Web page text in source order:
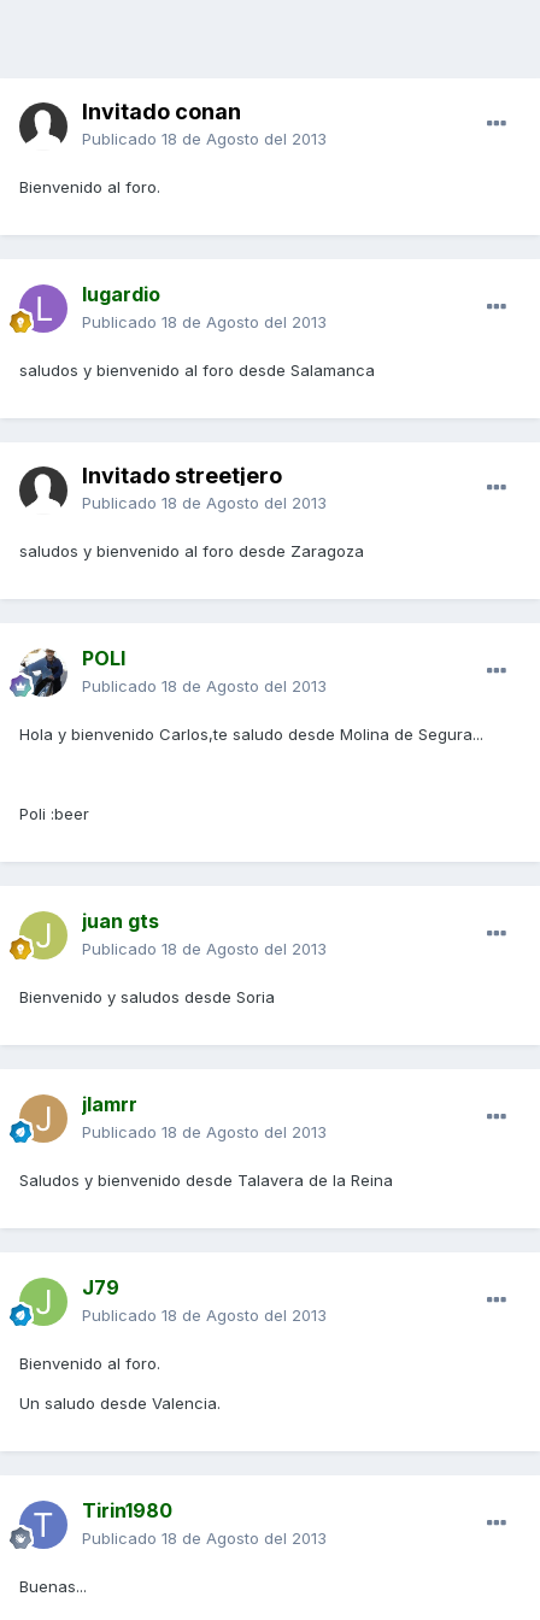
Invitado conan
Publicado 18 de Agosto del 2013
Bienvenido al foro.
lugardio
Publicado 18 de Agosto del 2013
saludos y bienvenido al foro desde Salamanca
Invitado streetjero
Publicado 18 de Agosto del 2013
saludos y bienvenido al foro desde Zaragoza
POLI
Publicado 18 de Agosto del 2013
Hola y bienvenido Carlos,te saludo desde Molina de Segura...
Poli :beer
juan gts
Publicado 18 de Agosto del 2013
Bienvenido y saludos desde Soria
jlamrr
Publicado 18 de Agosto del 2013
Saludos y bienvenido desde Talavera de la Reina
J79
Publicado 18 de Agosto del 2013
Bienvenido al foro.
Un saludo desde Valencia.
Tirin1980
Publicado 18 de Agosto del 2013
Buenas...